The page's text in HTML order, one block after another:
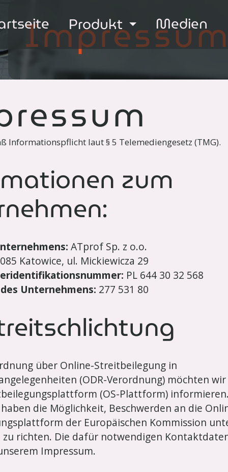
Produkt Medien
Informationspflicht laut § 5 Telemediengesetz (TMG).
zum
ATprof Sp. z o.o.
Katowice, ul. Mickiewicza 29
PL 644 30 32 568
Unternehmens: 277 531 80
über Online-Streitbeilegung in
(ODR-Verordnung) möchten
(OS-Plattform)
die Möglichkeit, Beschwerden an die
der Europäischen Kommission
zu richten. Die dafür notwendigen
Impressum.